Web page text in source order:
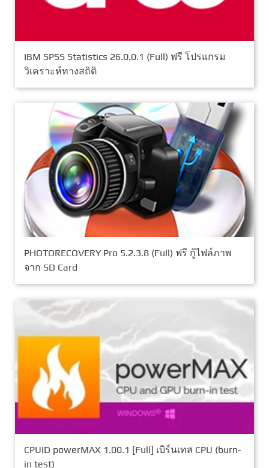
IBM SPSS Statistics 26.0.0.1 (Full) ฟรี โปรแกรม
วิเคราะห์ทางสถิติ
PHOTORECOVERY Pro 5.2.3.8 (Full) ฟรี กู้ไฟล์ภาพ
จาก SD Card
CPUID powerMAX 1.00.1 [Full] เบิร์นเทส CPU (burn-
in test)